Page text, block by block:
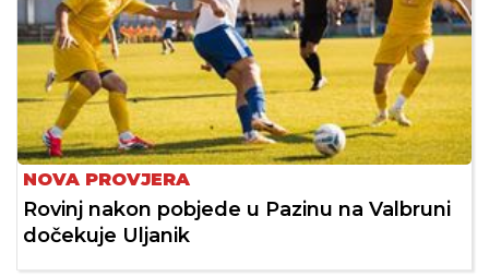
NOVA PROVJERA
Rovinj nakon pobjede u Pazinu na Valbruni
dočekuje Uljanik